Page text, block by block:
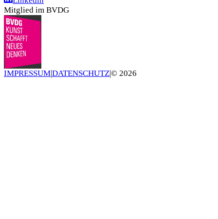
Mitglied im BVDG
IMPRESSUM|DATENSCHUTZ|© 2026